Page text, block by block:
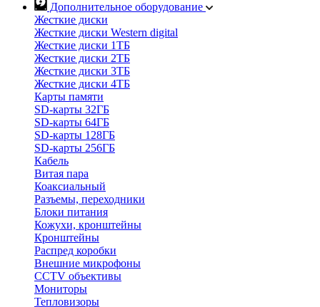
Дополнительное оборудование
Жесткие диски
Жесткие диски Western digital
Жесткие диски 1ТБ
Жесткие диски 2ТБ
Жесткие диски 3ТБ
Жесткие диски 4ТБ
Карты памяти
SD-карты 32ГБ
SD-карты 64ГБ
SD-карты 128ГБ
SD-карты 256ГБ
Кабель
Витая пара
Коаксиальный
Разъемы, переходники
Блоки питания
Кожухи, кронштейны
Кронштейны
Распред коробки
Внешние микрофоны
CCTV объективы
Мониторы
Тепловизоры